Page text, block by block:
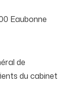
Eaubonne
de
du cabinet